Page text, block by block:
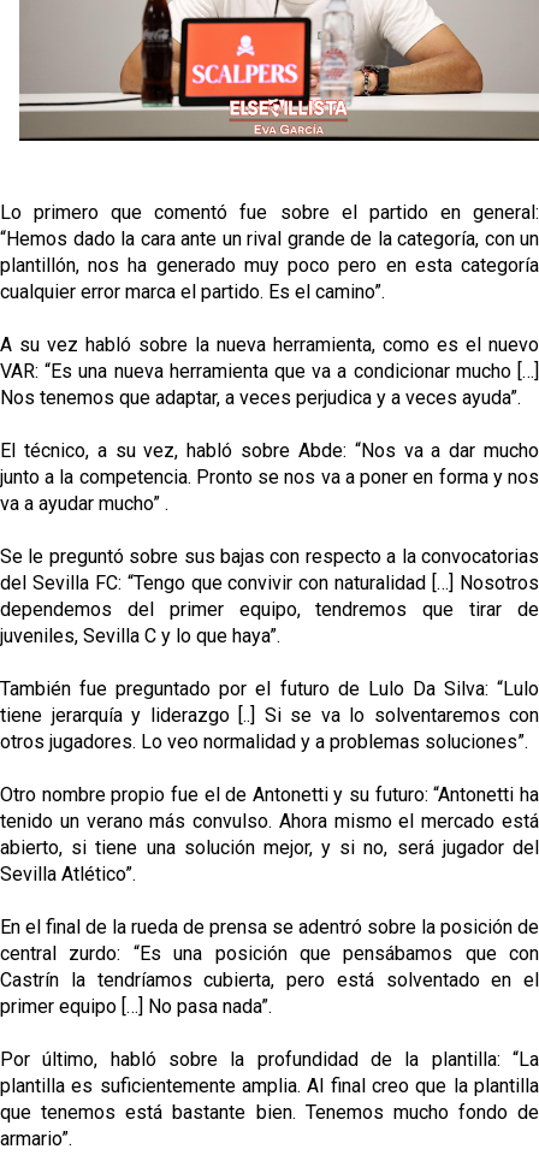
Sow muy cerca de cerrar su traspaso al Genoa
Oso es el siguiente en la lista para salir
Celta y Rayo agitan el mercado de La Liga
Lo primero que comentó fue sobre el partido en general:
“Hemos dado la cara ante un rival grande de la categoría, con un
plantillón, nos ha generado muy poco pero en esta categoría
cualquier error marca el partido. Es el camino”.
A su vez habló sobre la nueva herramienta, como es el nuevo
VAR: “Es una nueva herramienta que va a condicionar mucho […]
Nos tenemos que adaptar, a veces perjudica y a veces ayuda”.
El técnico, a su vez, habló sobre Abde: “Nos va a dar mucho
junto a la competencia. Pronto se nos va a poner en forma y nos
va a ayudar mucho” .
Se le preguntó sobre sus bajas con respecto a la convocatorias
del Sevilla FC: “Tengo que convivir con naturalidad […] Nosotros
dependemos del primer equipo, tendremos que tirar de
juveniles, Sevilla C y lo que haya”.
También fue preguntado por el futuro de Lulo Da Silva: “Lulo
tiene jerarquía y liderazgo [..] Si se va lo solventaremos con
otros jugadores. Lo veo normalidad y a problemas soluciones”.
Otro nombre propio fue el de Antonetti y su futuro: “Antonetti ha
tenido un verano más convulso. Ahora mismo el mercado está
abierto, si tiene una solución mejor, y si no, será jugador del
Sevilla Atlético”.
En el final de la rueda de prensa se adentró sobre la posición de
central zurdo: “Es una posición que pensábamos que con
Castrín la tendríamos cubierta, pero está solventado en el
primer equipo […] No pasa nada”.
Por último, habló sobre la profundidad de la plantilla: “La
plantilla es suficientemente amplia. Al final creo que la plantilla
que tenemos está bastante bien. Tenemos mucho fondo de
armario”.